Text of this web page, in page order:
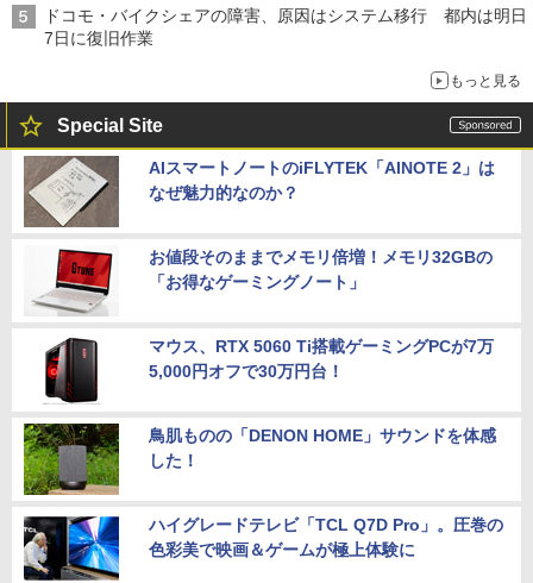
ドコモ・バイクシェアの障害、原因はシステム移行 都内は明日
7日に復旧作業
もっと見る
Special Site
AIスマートノートのiFLYTEK「AINOTE 2」は
なぜ魅力的なのか？
お値段そのままでメモリ倍増！メモリ32GBの
「お得なゲーミングノート」
マウス、RTX 5060 Ti搭載ゲーミングPCが7万
5,000円オフで30万円台！
鳥肌ものの「DENON HOME」サウンドを体感
した！
ハイグレードテレビ「TCL Q7D Pro」。圧巻の
色彩美で映画＆ゲームが極上体験に